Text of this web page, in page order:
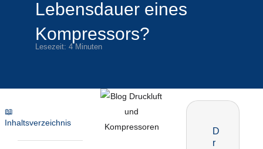
Lebensdauer eines
Kompressors?
Lesezeit: 4 Minuten
📖
Inhaltsverzeichnis
D
r